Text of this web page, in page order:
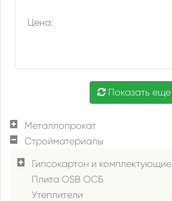
Металлопрокат
Стройматериалы
Гипсокартон и комплектующие
Плита OSB ОСБ
Утеплители
Цена:
Показать еще